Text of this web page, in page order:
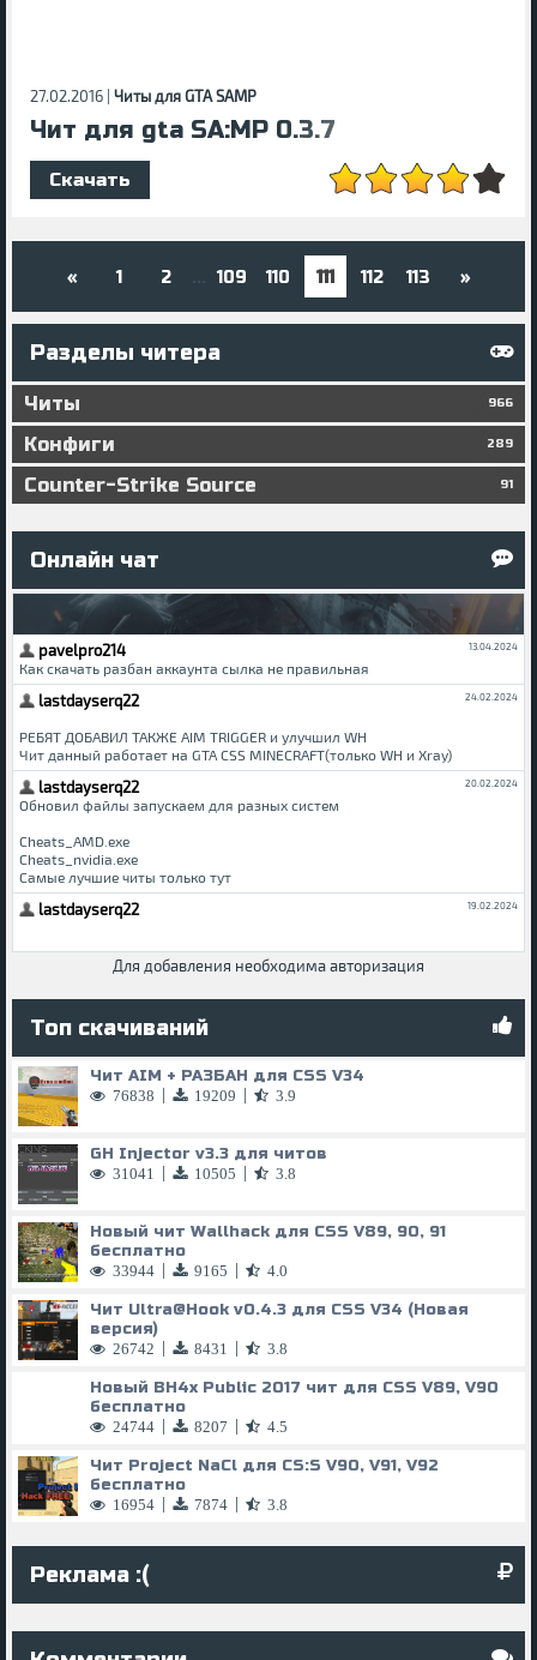
27.02.2016 | Читы для GTA SAMP
Чит для gta SA:MP 0.3.7
Скачать
« 1 2 ... 109 110 111 112 113 »
Разделы читера
Читы 966
Конфиги 289
Counter-Strike Source 91
Онлайн чат
Для добавления необходима авторизация
Топ скачиваний
Чит AIM + РАЗБАН для CSS V34
76838 19209 3.9
GH Injector v3.3 для читов
31041 10505 3.8
Новый чит Wallhack для CSS V89, 90, 91
бесплатно
33944 9165 4.0
Чит Ultra@Hook v0.4.3 для CSS V34 (Новая
версия)
26742 8431 3.8
Новый BH4x Public 2017 чит для CSS V89, V90
бесплатно
24744 8207 4.5
Чит Project NaCl для CS:S V90, V91, V92
бесплатно
16954 7874 3.8
Реклама :(